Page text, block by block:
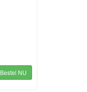
Bestel NU